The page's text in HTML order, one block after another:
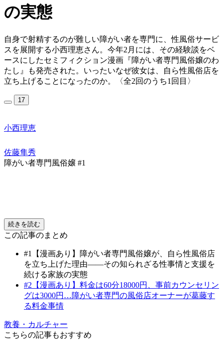
の実態
自身で射精するのが難しい障がい者を専門に、性風俗サービ
スを展開する小西理恵さん。今年2月には、その経験談をベ
ースにしたセミフィクション漫画『障がい者専門風俗嬢のわ
たし』も発売された。いったいなぜ彼女は、自ら性風俗店を
立ち上げることになったのか。
〈全2回のうち1回目〉
17
小西理恵
佐藤隼秀
障がい者専門風俗嬢 #1
続きを読む
この記事のまとめ
#1
【漫画あり】障がい者専門風俗嬢が、自ら性風俗店
を立ち上げた理由――その知られざる性事情と支援を
続ける家族の実態
#2 【漫画あり】料金は60分18000円、事前カウンセリン
グは3000円…障がい者専門の風俗店オーナーが葛藤す
る料金事情
教養・カルチャー
こちらの記事もおすすめ